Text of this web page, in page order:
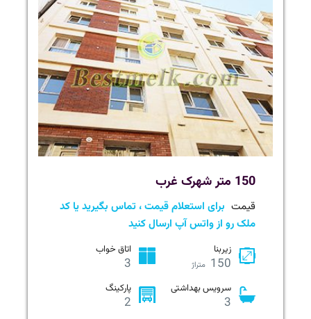
150 متر شهرک غرب
قیمت برای استعلام قیمت ، تماس بگیرید یا کد
ملک رو از واتس آپ ارسال کنید
زیربنا
150 متراژ
اتاق خواب
3
سرویس بهداشتی
3
پارکینگ
2